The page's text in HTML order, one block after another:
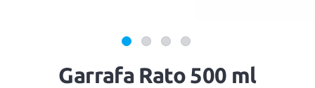
Garrafa Rato 500 ml